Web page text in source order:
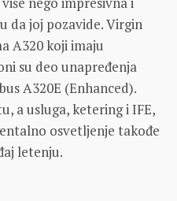
da joj pozavide. Virgin
A320 koji imaju
su deo unapređenja
A320E (Enhanced).
a usluga, ketering i IFE,
osvetljenje takođe
letenju.